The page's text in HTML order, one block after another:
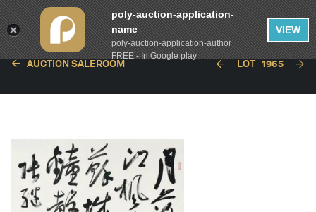
AUCTION SALEROOM LOT 1965
poly-auction-application-
name
poly-auction-application-author
FREE - In Google play
VIEW